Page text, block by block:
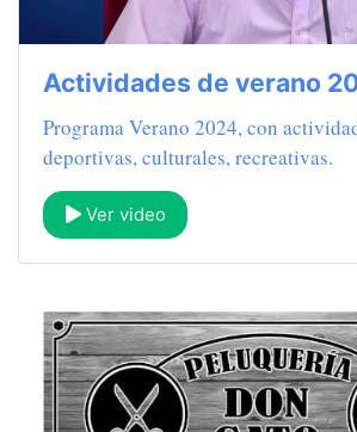
Actividades de verano
Programa Verano 2024, con
deportivas, culturales, recreativas.
Ver video